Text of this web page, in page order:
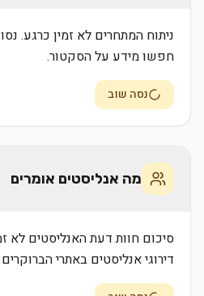
ניתוח המתחרים לא זמין כרגע.
חפשו מידע על הסקטור.
נסה שוב
מה אנליסטים אומרים
סיכום חוות דעת האנליסטים לא
דירוגי אנליסטים באתרי